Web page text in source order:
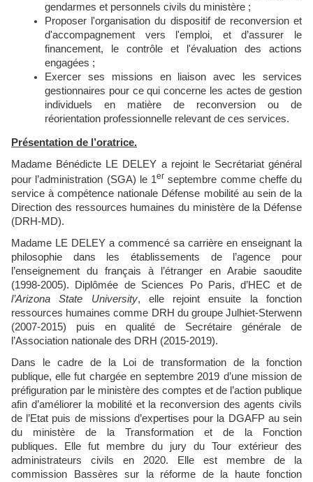
gendarmes et personnels civils du ministère ;
Proposer l'organisation du dispositif de reconversion et
d'accompagnement vers l'emploi, et d’assurer le
financement, le contrôle et l'évaluation des actions
engagées ;
Exercer ses missions en liaison avec les services
gestionnaires pour ce qui concerne les actes de gestion
individuels en matière de reconversion ou de
réorientation professionnelle relevant de ces services.
Présentation de l’oratrice.
Madame Bénédicte LE DELEY a rejoint le Secrétariat général
pour l’administration (SGA) le 1er septembre comme cheffe du
service à compétence nationale Défense mobilité au sein de la
Direction des ressources humaines du ministère de la Défense
(DRH-MD).
Madame LE DELEY a commencé sa carrière en enseignant la
philosophie dans les établissements de l’agence pour
l’enseignement du français à l’étranger en Arabie saoudite
(1998-2005). Diplômée de Sciences Po Paris, d’HEC et de
l’Arizona State University, elle rejoint ensuite la fonction
ressources humaines comme DRH du groupe Julhiet-Sterwenn
(2007-2015) puis en qualité de Secrétaire générale de
l’Association nationale des DRH (2015-2019).
Dans le cadre de la Loi de transformation de la fonction
publique, elle fut chargée en septembre 2019 d’une mission de
préfiguration par le ministère des comptes et de l’action publique
afin d’améliorer la mobilité et la reconversion des agents civils
de l’Etat puis de missions d’expertises pour la DGAFP au sein
du ministère de la Transformation et de la Fonction
publiques. Elle fut membre du jury du Tour extérieur des
administrateurs civils en 2020. Elle est membre de la
commission Bassères sur la réforme de la haute fonction